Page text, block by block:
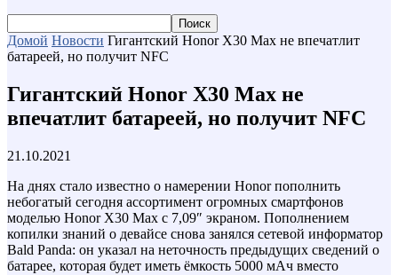
Домой Новости Гигантский Honor X30 Max не впечатлит
батареей, но получит NFC
Гигантский Honor X30 Max не
впечатлит батареей, но получит NFC
21.10.2021
На днях стало известно о намерении Honor пополнить
небогатый сегодня ассортимент огромных смартфонов
моделью Honor X30 Max с 7,09″ экраном. Пополнением
копилки знаний о девайсе снова занялся сетевой информатор
Bald Panda: он указал на неточность предыдущих сведений о
батарее, которая будет иметь ёмкость 5000 мАч вместо